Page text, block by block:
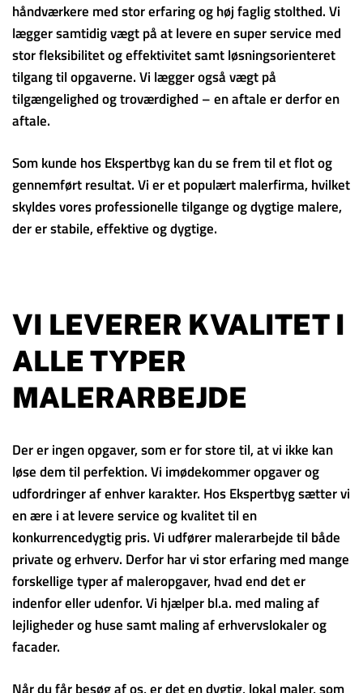
håndværkere med stor erfaring og høj faglig stolthed. Vi
lægger samtidig vægt på at levere en super service med
stor fleksibilitet og effektivitet samt løsningsorienteret
tilgang til opgaverne. Vi lægger også vægt på
tilgængelighed og troværdighed – en aftale er derfor en
aftale.
Som kunde hos Ekspertbyg kan du se frem til et flot og
gennemført resultat. Vi er et populært malerfirma, hvilket
skyldes vores professionelle tilgange og dygtige malere,
der er stabile, effektive og dygtige.
VI LEVERER KVALITET I
ALLE TYPER
MALERARBEJDE
Der er ingen opgaver, som er for store til, at vi ikke kan
løse dem til perfektion. Vi imødekommer opgaver og
udfordringer af enhver karakter. Hos Ekspertbyg sætter vi
en ære i at levere service og kvalitet til en
konkurrencedygtig pris. Vi udfører malerarbejde til både
private og erhverv. Derfor har vi stor erfaring med mange
forskellige typer af maleropgaver, hvad end det er
indenfor eller udenfor. Vi hjælper bl.a. med maling af
lejligheder og huse samt maling af erhvervslokaler og
facader.